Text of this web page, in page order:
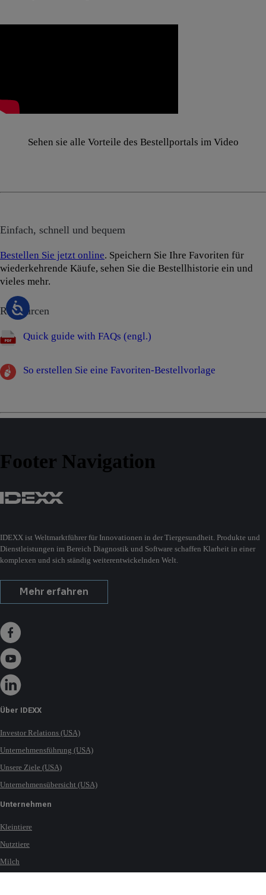
Sehen sie alle Vorteile des Bestellportals im Video
Einfach, schnell und bequem
Bestellen Sie jetzt online. Speichern Sie Ihre Favoriten für
wiederkehrende Käufe, sehen Sie die Bestellhistorie ein und
vieles mehr.
Ressourcen
Quick guide with FAQs (engl.)
So erstellen Sie eine Favoriten-Bestellvorlage
Footer Navigation
IDEXX ist Weltmarktführer für Innovationen in der Tiergesundheit. Produkte und
Dienstleistungen im Bereich Diagnostik und Software schaffen Klarheit in einer
komplexen und sich ständig weiterentwickelnden Welt.
Mehr erfahren
Über IDEXX
Investor Relations (USA)
Unternehmensführung (USA)
Unsere Ziele (USA)
Unternehmensübersicht (USA)
Unternehmen
Kleintiere
Nutztiere
Milch